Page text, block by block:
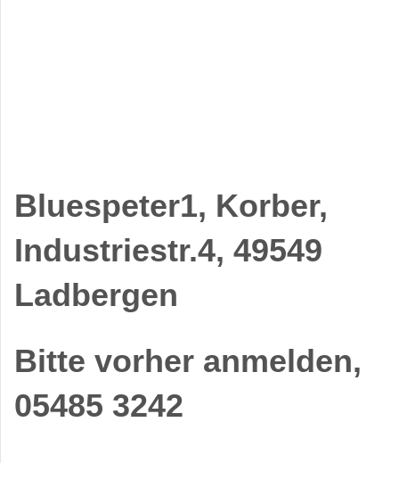
Bluespeter1, Korber,
Industriestr.4, 49549
Ladbergen
Bitte vorher anmelden,
05485 3242